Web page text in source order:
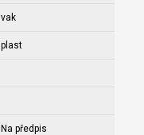
vak
plast
Na předpis